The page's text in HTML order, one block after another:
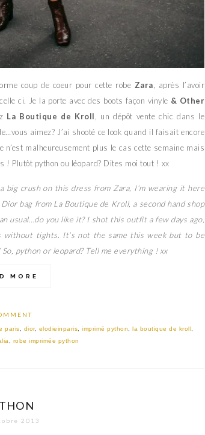
coup de coeur pour cette robe Zara , après l’avoir
ci. Je la porte avec des boots façon vinyle & Other
La Boutique de Kroll
, un dépôt vente chic dans le
aimez? J’ai shooté ce look quand il faisait encore
malheureusement plus le cas cette semaine mais
! Plutôt python ou léopard? Dites moi tout ! xx
crush on this dress from Zara, I’m wearing it here
bag from La Boutique de Kroll, a second hand shop
usual…do you like it? I shot this outfit a few days ago,
without tights. It’s not the same this week but to be
python or leopard? Tell me everything ! xx
MORE
paris dior, elodieinparis imprimé python la boutique de kroll
robe imprimée python
2013